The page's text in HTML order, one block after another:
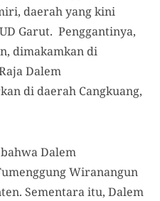
daerah yang kini
Garut. Penggantinya,
dimakamkan di
Dalem
di daerah Cangkuang,
Dalem
Wiranangun
Sementara itu, Dalem